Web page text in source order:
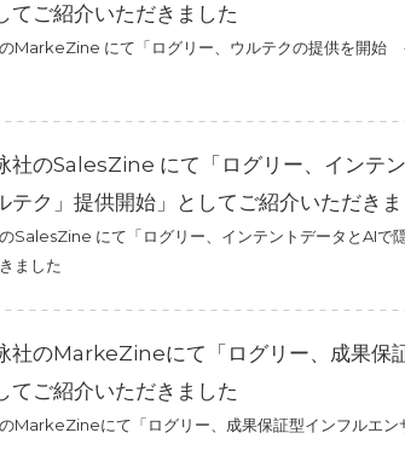
てご紹介いただきました
MarkeZine にて「ログリー、ウルテクの提供を開始
社のSalesZine にて「ログリー、インテ
テク」提供開始」としてご紹介いただき
SalesZine にて「ログリー、インテントデータとAIで
ました
社のMarkeZineにて「ログリー、成果保
てご紹介いただきました
MarkeZineにて「ログリー、成果保証型インフルエ